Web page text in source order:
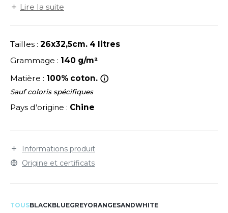
IN EUROPE
LABEL / TEAR AWAY
OF THE LOOM
OF THE LOOM VINTAGE
22x26cm.
Lire la suite
Tailles : 26x32,5cm. 4 litres
Grammage : 140 g/m²
Matière : 100% coton.
Sauf coloris spécifiques
Pays d’origine : Chine
Informations produit
Origine et certificats
TOUSBLACKBLUEGREYORANGESANDWHITE